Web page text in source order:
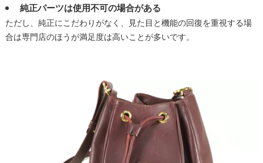
純正パーツは使用不可の場合がある
ただし、純正にこだわりがなく、見た目と機能の回復を重視する場
合は専門店のほうが満足度は高いことが多いです。